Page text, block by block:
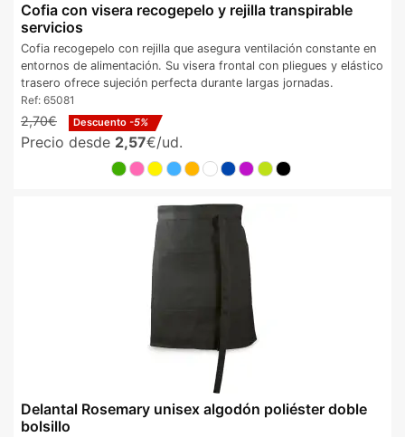
Cofia con visera recogepelo y rejilla transpirable
servicios
Cofia recogepelo con rejilla que asegura ventilación constante en
entornos de alimentación. Su visera frontal con pliegues y elástico
trasero ofrece sujeción perfecta durante largas jornadas.
Ref: 65081
2,70€ Descuento -5%
Precio desde 2,57€/ud.
Delantal Rosemary unisex algodón poliéster doble
bolsillo